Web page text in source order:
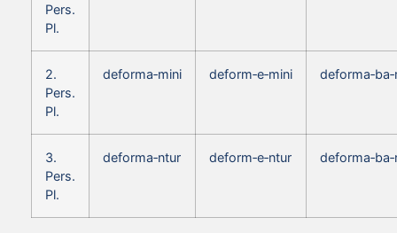
Pers.
Pl.
2.
Pers.
Pl.
deforma‑mini deform‑e‑mini
3.
Pers.
Pl.
deforma‑ntur deform‑e‑ntur